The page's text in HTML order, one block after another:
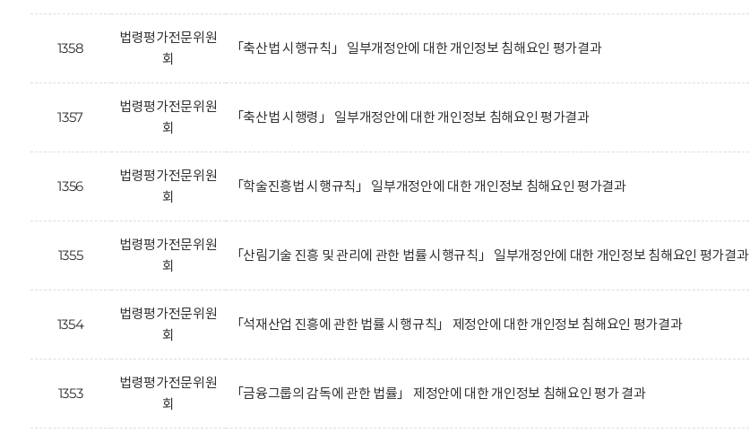
1358
법령평가전문위원
회
「축산법 시행규칙」 일부개정안에 대한 개인정보 침해요인 평가결과
1357
법령평가전문위원
회
「축산법 시행령」 일부개정안에 대한 개인정보 침해요인 평가결과
1356
법령평가전문위원
회
「학술진흥법 시행규칙」 일부개정안에 대한 개인정보 침해요인 평가결과
1355
법령평가전문위원
회
「산림기술 진흥 및 관리에 관한 법률 시행규칙」 일부개정안에 대한 개인정보 침해요인 평가결과
1354
법령평가전문위원
회
「석재산업 진흥에 관한 법률 시행규칙」 제정안에 대한 개인정보 침해요인 평가결과
1353
법령평가전문위원
회
「금융그룹의 감독에 관한 법률」 제정안에 대한 개인정보 침해요인 평가 결과